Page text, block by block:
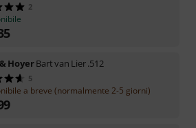
2
HoyerBart van Lier .512
5
a breve (normalmente 2-5 giorni)